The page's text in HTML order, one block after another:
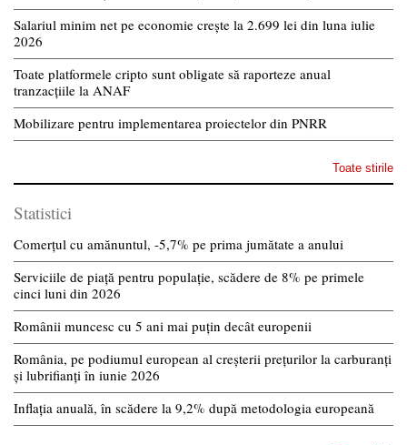
Salariul minim net pe economie crește la 2.699 lei din luna iulie
2026
Toate platformele cripto sunt obligate să raporteze anual
tranzacțiile la ANAF
Mobilizare pentru implementarea proiectelor din PNRR
Toate stirile
Statistici
Comerțul cu amănuntul, -5,7% pe prima jumătate a anului
Serviciile de piață pentru populație, scădere de 8% pe primele
cinci luni din 2026
Românii muncesc cu 5 ani mai puțin decât europenii
România, pe podiumul european al creșterii prețurilor la carburanți
și lubrifianți în iunie 2026
Inflația anuală, în scădere la 9,2% după metodologia europeană